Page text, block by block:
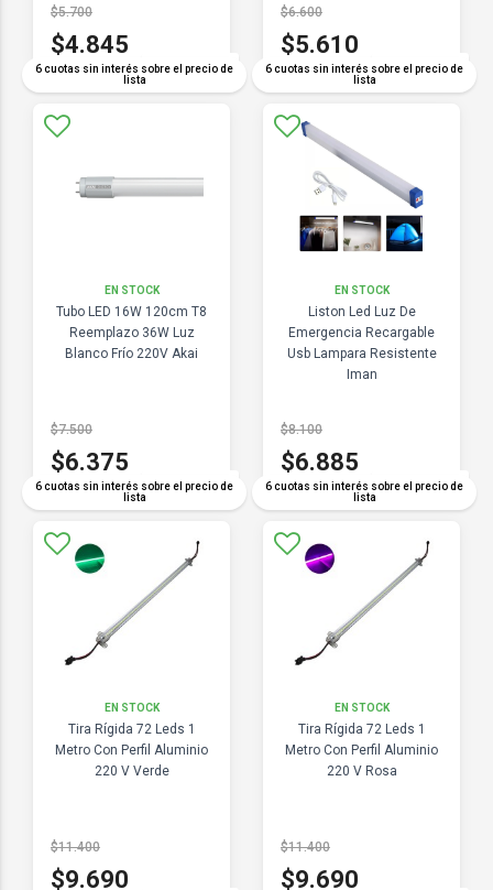
6 cuotas sin interés sobre el precio de
lista
$5.700
$4.845
COMPARAR
6 cuotas sin interés sobre el precio de
lista
$6.600
$5.610
COMPARAR
EN STOCK
Tubo LED 16W 120cm T8
Reemplazo 36W Luz
Blanco Frío 220V Akai
6 cuotas sin interés sobre el precio de
lista
$7.500
$6.375
COMPARAR
EN STOCK
Liston Led Luz De
Emergencia Recargable
Usb Lampara Resistente
Iman
6 cuotas sin interés sobre el precio de
lista
$8.100
$6.885
COMPARAR
EN STOCK
Tira Rígida 72 Leds 1
Metro Con Perfil Aluminio
220 V Verde
$11.400
$9.690
EN STOCK
Tira Rígida 72 Leds 1
Metro Con Perfil Aluminio
220 V Rosa
$11.400
$9.690